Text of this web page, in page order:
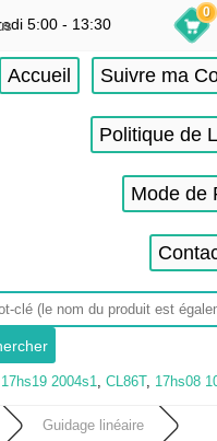
5:00 - 13:30
0
Accueil Suivre ma
Politique de
Mode de
17hs19 2004s1, CL86T, 17hs08
Guidage linéaire